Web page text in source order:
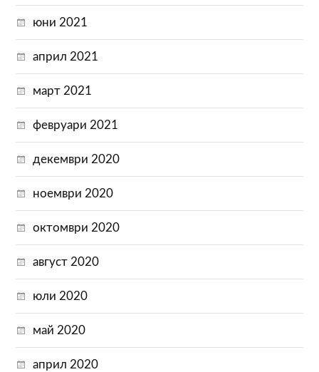
юни 2021
април 2021
март 2021
февруари 2021
декември 2020
ноември 2020
октомври 2020
август 2020
юли 2020
май 2020
април 2020